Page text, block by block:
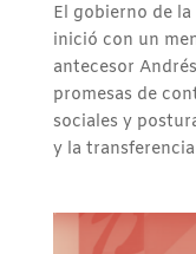
El gobierno de
inició con un
antecesor
promesas de
sociales y
y la